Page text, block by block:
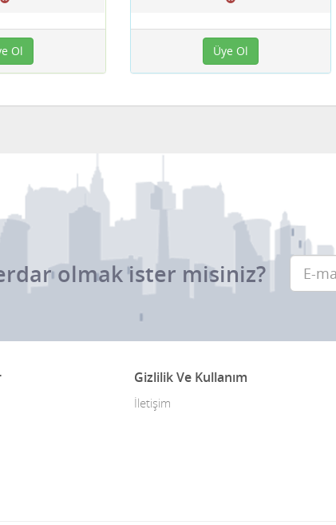
Ol Üye Ol
olmak ister misiniz?
Gizlilik Ve Kullanım
İletişim